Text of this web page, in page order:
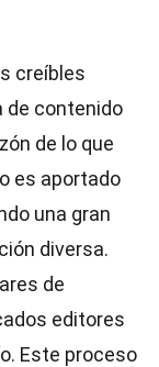
creíbles
de contenido
de lo que
es aportado
una gran
diversa.
de
editores
Este proceso